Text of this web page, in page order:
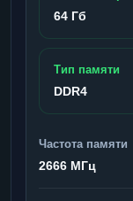
64 Гб
Тип памяти
DDR4
Частота памяти
2666 МГц